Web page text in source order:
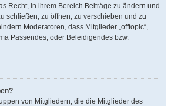
Recht, in ihrem Bereich Beiträge zu ändern und
schließen, zu öffnen, zu verschieben und zu
Moderatoren, dass Mitglieder „offtopic“,
Passendes, oder Beleidigendes bzw.
von Mitgliedern, die die Mitglieder des